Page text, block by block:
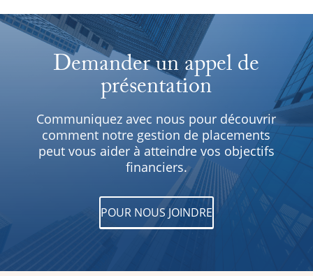
Demander un appel de
présentation
Communiquez avec nous pour découvrir
comment notre gestion de placements
peut vous aider à atteindre vos objectifs
financiers.
POUR NOUS JOINDRE